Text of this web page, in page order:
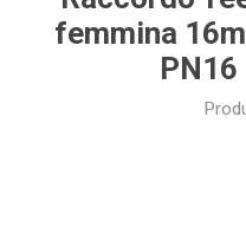
femmina
PN16